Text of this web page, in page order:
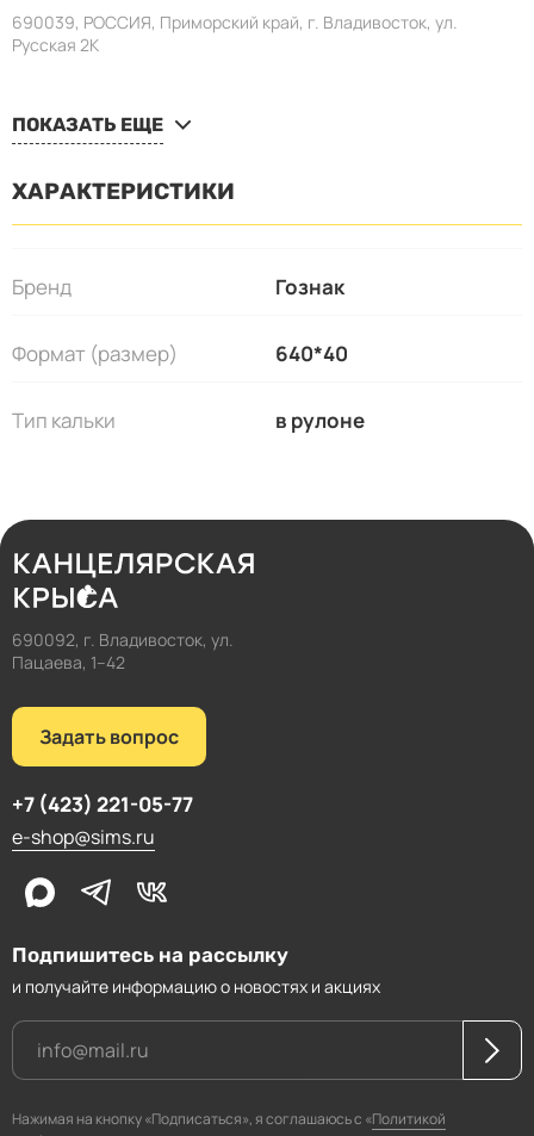
690039, РОССИЯ, Приморский край, г. Владивосток, ул.
Русская 2К
ПОКАЗАТЬ ЕЩЕ
ХАРАКТЕРИСТИКИ
Бренд Гознак
Формат (размер) 640*40
Тип кальки в рулоне
690092, г. Владивосток, ул.
Пацаева, 1–42
Подпишитесь на рассылку
и получайте информацию о новостях и акциях
Нажимая на кнопку «Подписаться», я соглашаюсь с «Политикой
Задать вопрос
+7 (423) 221-05-77
e-shop@sims.ru